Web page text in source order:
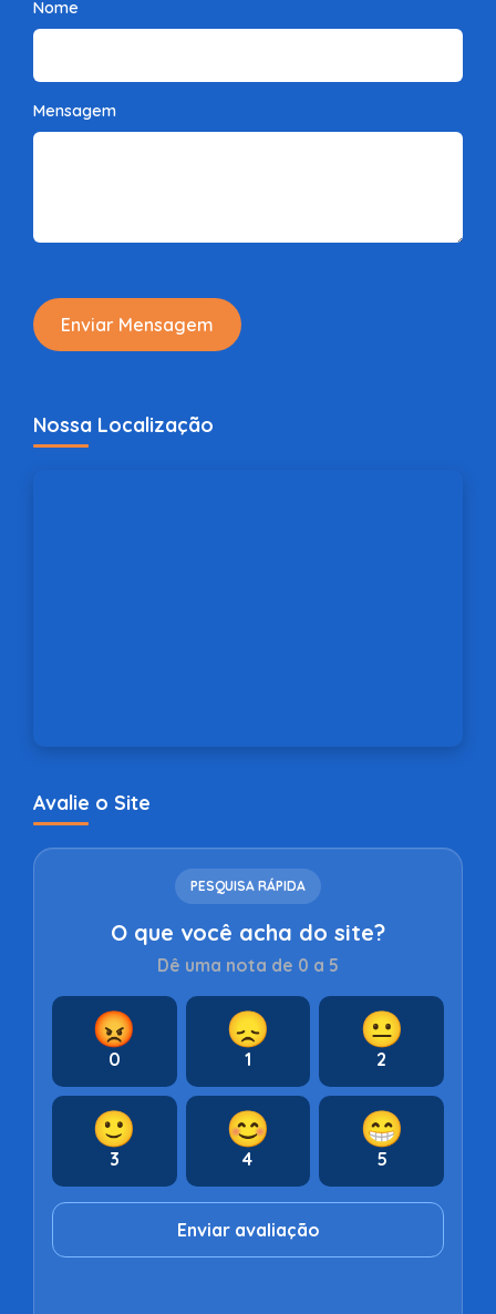
Nome
Mensagem
Enviar Mensagem
Nossa Localização
Avalie o Site
PESQUISA RÁPIDA
O que você acha do site?
Dê uma nota de 0 a 5
😡
0
😞
1
😐
2
🙂
3
😊
4
😁
5
Enviar avaliação